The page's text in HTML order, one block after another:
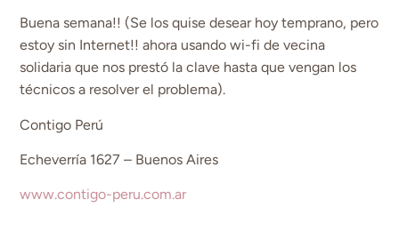
Buena semana!! (Se los quise desear hoy temprano, pero
estoy sin Internet!! ahora usando wi-fi de vecina
solidaria que nos prestó la clave hasta que vengan los
técnicos a resolver el problema).
Contigo Perú
Echeverría 1627 – Buenos Aires
www.contigo-peru.com.ar